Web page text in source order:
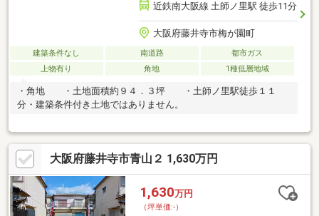
近鉄南大阪線 土師ノ里駅 徒歩11分
大阪府藤井寺市梅が園町
建築条件なし 南道路
都市ガス
上物有り
角地 1種低層地域
・角地 ・土地面積約９４．３坪 ・土師ノ里駅徒歩１１
分・建築条件付き土地ではありません。
大阪府藤井寺市青山２ 1,630万円
1,630万円
（坪単価:-）